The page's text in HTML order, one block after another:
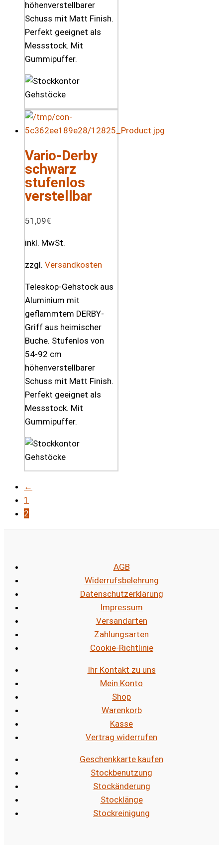
höhenverstellbarer
Schuss mit Matt Finish.
Perfekt geeignet als
Messstock. Mit
Gummipuffer.
Vario-Derby
schwarz
stufenlos
verstellbar
51,09€
inkl. MwSt.
zzgl. Versandkosten
Teleskop-Gehstock aus
Aluminium mit
geflammtem DERBY-
Griff aus heimischer
Buche. Stufenlos von
54-92 cm
höhenverstellbarer
Schuss mit Matt Finish.
Perfekt geeignet als
Messstock. Mit
Gummipuffer.
←
1
2
AGB
Widerrufsbelehrung
Datenschutzerklärung
Impressum
Versandarten
Zahlungsarten
Cookie-Richtlinie
Ihr Kontakt zu uns
Mein Konto
Shop
Warenkorb
Kasse
Vertrag widerrufen
Geschenkkarte kaufen
Stockbenutzung
Stockänderung
Stocklänge
Stockreinigung